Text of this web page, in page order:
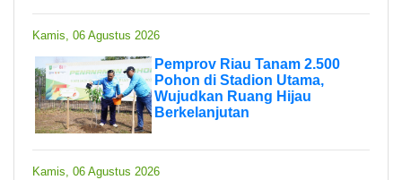
Kamis, 06 Agustus 2026
Pemprov Riau Tanam 2.500
Pohon di Stadion Utama,
Wujudkan Ruang Hijau
Berkelanjutan
Kamis, 06 Agustus 2026